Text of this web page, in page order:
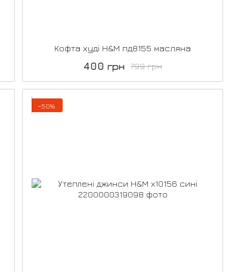
Кофта худі H&M пд8155 масляна
799 грн
400 грн
−50%